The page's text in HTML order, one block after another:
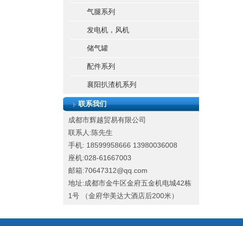
气腿系列
发电机，风机
储气罐
配件系列
襄阳扒渣机系列
联系我们
成都市辉越贸易有限公司
联系人:陈先生
手机: 18599958666 13980036008
座机:028-61667003
邮箱:70647312@qq.com
地址:成都市金牛区金府五金机电城42栋
1号 （金府华美达大酒店后200米）